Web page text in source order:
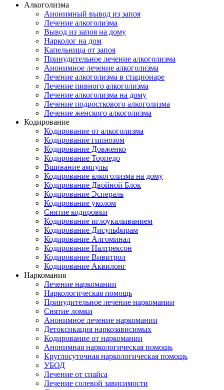
Алкоголизма
Анонимный вывод из запоя
Лечение алкоголизма
Вывод из запоя на дому
Нарколог на дом
Капельница от запоя
Принудительное лечение алкоголизма
Анонимное лечение алкоголизма
Лечение алкоголизма в стационаре
Лечение пивного алкоголизма
Лечение алкоголизма на дому
Лечение подросткового алкоголизма
Лечение женского алкоголизма
Кодирование
Кодирование от алкоголизма
Кодирование гипнозом
Кодирование Довженко
Кодирование Торпедо
Вшивание ампулы
Кодирование алкоголизма на дому
Кодирование Двойной Блок
Кодирование Эспераль
Кодирование уколом
Снятие кодировки
Кодирование иглоукалыванием
Кодирование Дисульфирам
Кодирование Алгоминал
Кодирование Налтрексон
Кодирование Вивитрол
Кодирование Аквилонг
Наркомания
Лечение наркомании
Наркологическая помощь
Принудительное лечение наркомании
Снятие ломки
Анонимное лечение наркомании
Детоксикация наркозависимых
Кодирование от наркомании
Анонимная наркологическая помощь
Круглосуточная наркологическая помощь
УБОД
Лечение от спайса
Лечение солевой зависимости